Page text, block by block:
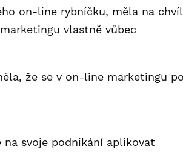
on-line rybníčku, měla na
vlastně vůbec
že se v on-line marketingu
na svoje podnikání aplikovat